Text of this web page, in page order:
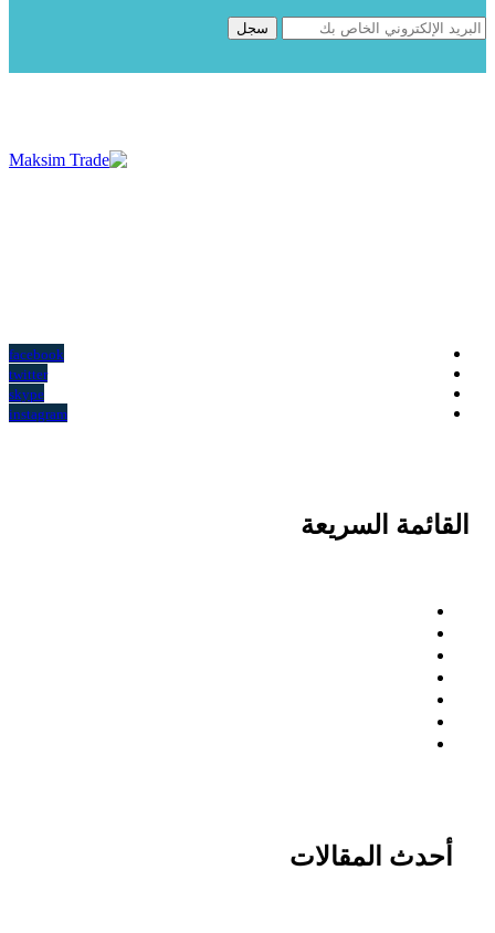
facebook
twitter
skype
instagram
القائمة السريعة
أحدث المقالات